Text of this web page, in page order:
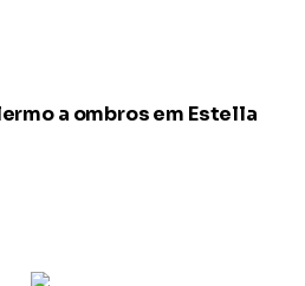
a ombros em Estella